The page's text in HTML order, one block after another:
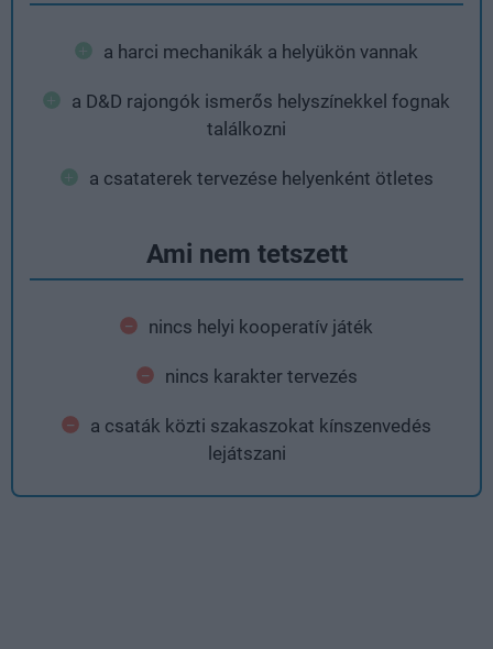
a harci mechanikák a helyükön vannak
a D&D rajongók ismerős helyszínekkel fognak
találkozni
a csataterek tervezése helyenként ötletes
Ami nem tetszett
nincs helyi kooperatív játék
nincs karakter tervezés
a csaták közti szakaszokat kínszenvedés
lejátszani